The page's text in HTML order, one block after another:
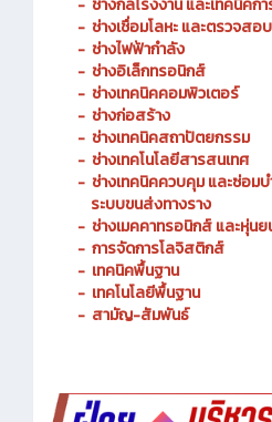
- ช่างยนต์ และเครื่องกล
- ช่างกลโรงงาน และเทคนิคก
- ช่างเชื่อมโลหะ และตรวจสอ
- ช่างไฟฟ้ากำลัง
- ช่างอิเล็กทรอนิกส์
- ช่างเทคนิคคอมพิวเตอร์
- ช่างก่อสร้าง
- ช่างเทคนิคสถาปัตยกรรม
- ช่างเทคโนโลยีสารสนเทศ
ช่างเทคนิคควบคุม และซ่อมบ
ระบบขนส่งทางราง
- ช่างเมคคาทรอนิกส์ และหุ่นยน
- การจัดการโลจิสติกส์
- เทคนิคพื้นฐาน
- เทคโนโลยีพื้นฐาน